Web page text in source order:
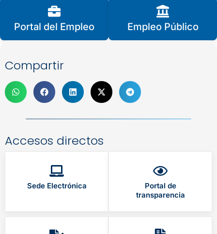
Portal del Empleo Empleo Público
Compartir
Accesos directos
Sede Electrónica
Portal de
transparencia